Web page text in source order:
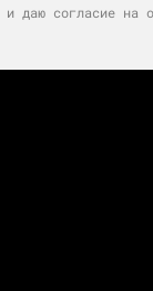
и даю согласие на